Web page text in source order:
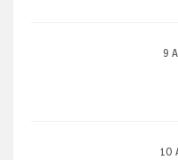
9
10